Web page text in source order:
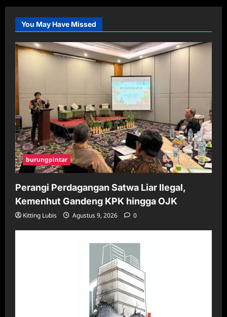
You May Have Missed
burungpintar
Perangi Perdagangan Satwa Liar Ilegal,
Kemenhut Gandeng KPK hingga OJK
Kitting Lubis Agustus 9, 2026 0